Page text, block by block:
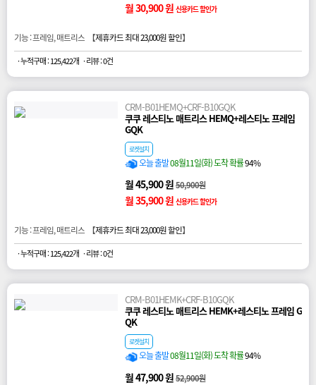
월 30,900 원 신용카드 할인가
기능 : 프레임, 매트리스 【제휴카드 최대 23,000원 할인】
· 누적구매 : 125,422개 · 리뷰 : 0건
CRM-B01HEMQ+CRF-B10GQK
쿠쿠 레스티노 매트리스 HEMQ+레스티노 프레임
GQK
로켓설치
오늘 출발08월11일(화) 도착 확률94%
월 45,900 원50,900원
월 35,900 원 신용카드 할인가
기능 : 프레임, 매트리스 【제휴카드 최대 23,000원 할인】
· 누적구매 : 125,422개 · 리뷰 : 0건
CRM-B01HEMK+CRF-B10GQK
쿠쿠 레스티노 매트리스 HEMK+레스티노 프레임 G
QK
로켓설치
오늘 출발08월11일(화) 도착 확률94%
월 47,900 원52,900원